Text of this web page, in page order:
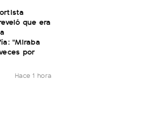
que era
"Miraba
por
Hace 1 hora